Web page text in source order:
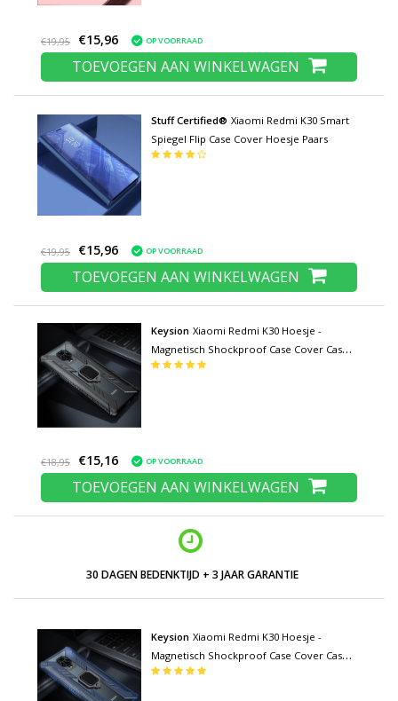
€19,95 €15,96 OP VOORRAAD
TOEVOEGEN AAN WINKELWAGEN
Stuff Certified® Xiaomi Redmi K30 Smart
Spiegel Flip Case Cover Hoesje Paars
€19,95 €15,96 OP VOORRAAD
TOEVOEGEN AAN WINKELWAGEN
Keysion Xiaomi Redmi K30 Hoesje -
Magnetisch Shockproof Case Cover Cas
TPU Zwart + Kickstand
€18,95 €15,16 OP VOORRAAD
TOEVOEGEN AAN WINKELWAGEN
30 DAGEN BEDENKTIJD + 3 JAAR GARANTIE
Keysion Xiaomi Redmi K30 Hoesje -
Magnetisch Shockproof Case Cover Cas
TPU Blauw + Kickstand